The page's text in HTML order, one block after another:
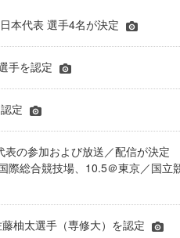
本代表 選手4名が決定
手を認定
定
表の参加および放送／配信が決定
際総合競技場、10.5＠東京／国立
柚太選手（専修大）を認定